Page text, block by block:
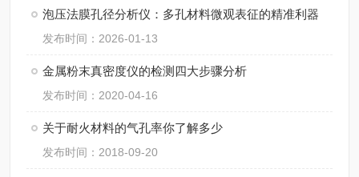
泡压法膜孔径分析仪：多孔材料微观表征的精准利器
发布时间：2026-01-13
金属粉末真密度仪的检测四大步骤分析
发布时间：2020-04-16
关于耐火材料的气孔率你了解多少
发布时间：2018-09-20